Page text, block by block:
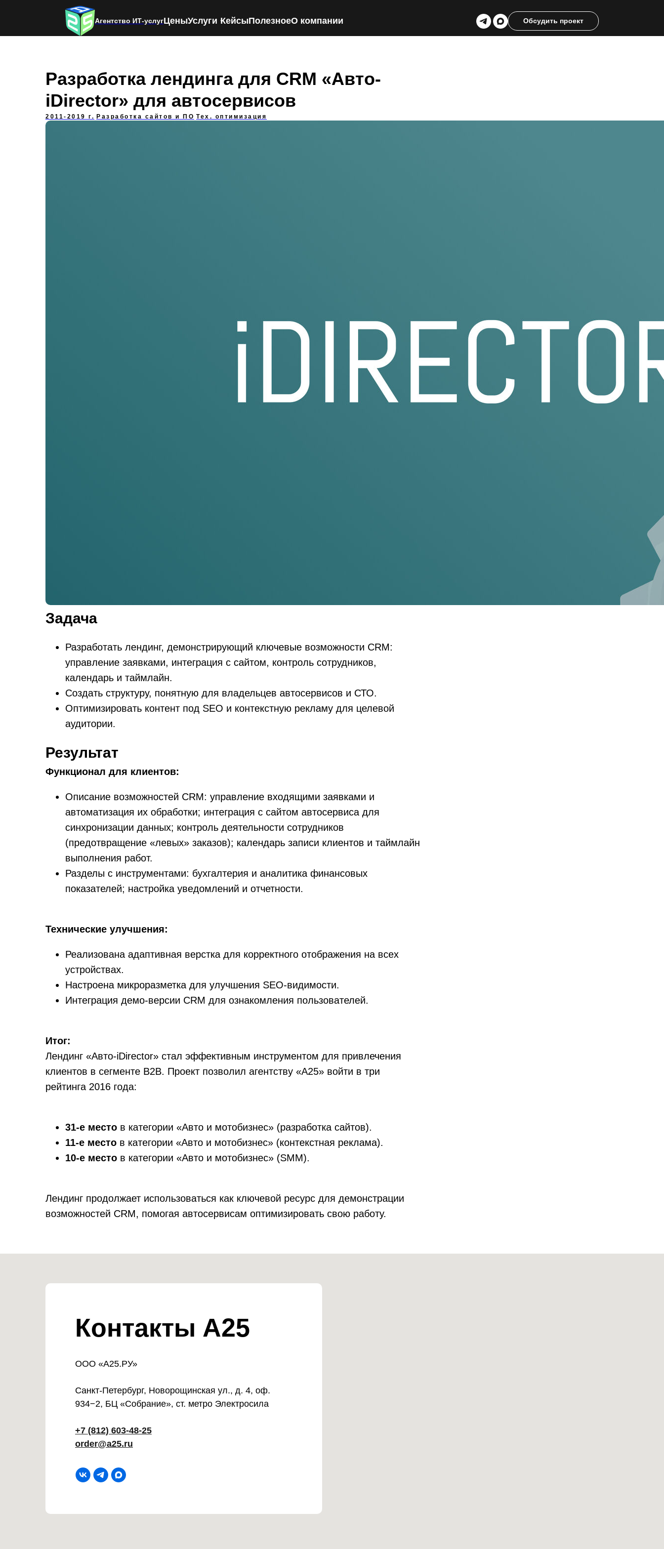
Агентство ИТ-услугЦеныУслуги КейсыПолезноеО компании Обсудить проект
Разработка лендинга для CRM «Авто-
iDirector» для автосервисов
2011-2019 г. Разработка сайтов и ПО Тех. оптимизация
Задача
Разработать лендинг, демонстрирующий ключевые возможности CRM:
управление заявками, интеграция с сайтом, контроль сотрудников,
календарь и таймлайн.
Создать структуру, понятную для владельцев автосервисов и СТО.
Оптимизировать контент под SEO и контекстную рекламу для целевой
аудитории.
Результат
Функционал для клиентов:
Описание возможностей CRM: управление входящими заявками и
автоматизация их обработки; интеграция с сайтом автосервиса для
синхронизации данных; контроль деятельности сотрудников
(предотвращение «левых» заказов); календарь записи клиентов и таймлайн
выполнения работ.
Разделы с инструментами: бухгалтерия и аналитика финансовых
показателей; настройка уведомлений и отчетности.
Технические улучшения:
Реализована адаптивная верстка для корректного отображения на всех
устройствах.
Настроена микроразметка для улучшения SEO-видимости.
Интеграция демо-версии CRM для ознакомления пользователей.
Итог:
Лендинг «Авто-iDirector» стал эффективным инструментом для привлечения
клиентов в сегменте B2B. Проект позволил агентству «А25» войти в три
рейтинга 2016 года:
31-е место в категории «Авто и мотобизнес» (разработка сайтов).
11-е место в категории «Авто и мотобизнес» (контекстная реклама).
10-е место в категории «Авто и мотобизнес» (SMM).
Лендинг продолжает использоваться как ключевой ресурс для демонстрации
возможностей CRM, помогая автосервисам оптимизировать свою работу.
Контакты А25
ООО «А25.РУ»
Санкт-Петербург, Новорощинская ул., д. 4, оф.
934−2, БЦ «Собрание», ст. метро Электросила
+7 (812) 603-48-25
order@a25.ru